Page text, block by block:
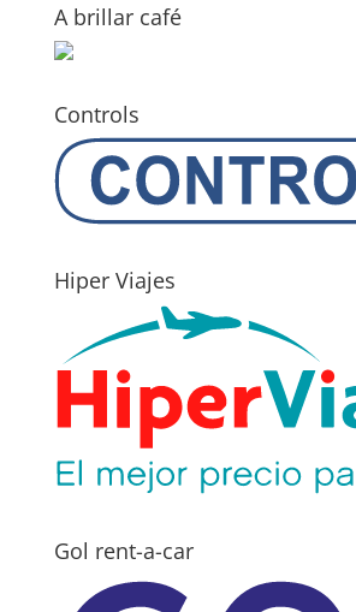
A brillar café
Controls
Hiper Viajes
Gol rent-a-car